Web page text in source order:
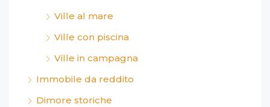
Ville al mare
Ville con piscina
Ville in campagna
Immobile da reddito
Dimore storiche